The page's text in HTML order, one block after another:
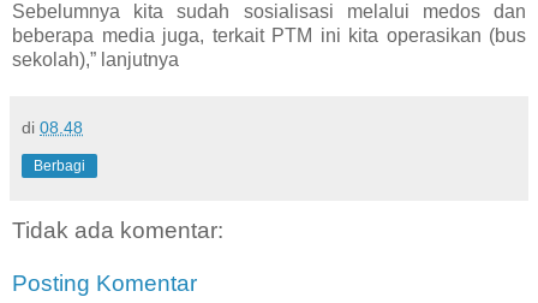
Sebelumnya kita sudah sosialisasi melalui medos dan
beberapa media juga, terkait PTM ini kita operasikan (bus
sekolah),” lanjutnya
di 08.48
Berbagi
Tidak ada komentar:
Posting Komentar